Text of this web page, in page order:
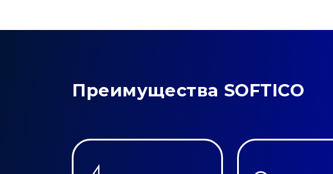
Преимущества SOFTICO